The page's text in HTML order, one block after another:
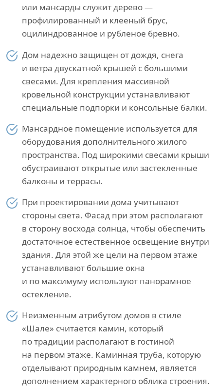
или мансарды служит дерево —
профилированный и клееный брус,
оцилиндрованное и рубленое бревно.
Дом надежно защищен от дождя, снега
и ветра двускатной крышей с большими
свесами. Для крепления массивной
кровельной конструкции устанавливают
специальные подпорки и консольные балки.
Мансардное помещение используется для
оборудования дополнительного жилого
пространства. Под широкими свесами крыши
обустраивают открытые или застекленные
балконы и террасы.
При проектировании дома учитывают
стороны света. Фасад при этом располагают
в сторону восхода солнца, чтобы обеспечить
достаточное естественное освещение внутри
здания. Для этой же цели на первом этаже
устанавливают большие окна
и по максимуму используют панорамное
остекление.
Неизменным атрибутом домов в стиле
«Шале» считается камин, который
по традиции располагают в гостиной
на первом этаже. Каминная труба, которую
отделывают природным камнем, является
дополнением характерного облика строения.